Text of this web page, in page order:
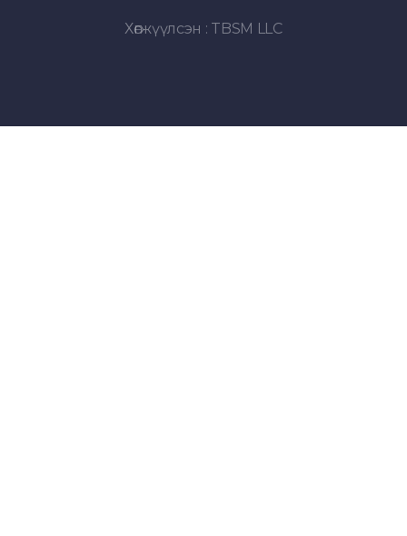
Хөгжүүлсэн : TBSM LLC